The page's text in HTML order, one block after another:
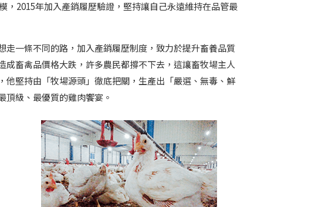
，2015年加入產銷履歷驗證，堅持讓自己永遠維持在品管最
一條不同的路，加入產銷履歷制度，致力於提升畜養品質
畜禽品價格大跌，許多農民都撐不下去，這讓畜牧場主人
堅持由「牧場源頭」徹底把關，生產出「嚴選、無毒、鮮
頂級、最優質的雞肉饗宴。